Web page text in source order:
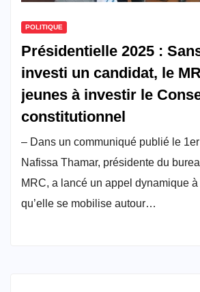
POLITIQUE
Présidentielle 2025 :
investi un candidat, le
jeunes à investir le
constitutionnel
– Dans un communiqué publié le
Nafissa Thamar, présidente du
MRC, a lancé un appel dynamique
qu’elle se mobilise autour…